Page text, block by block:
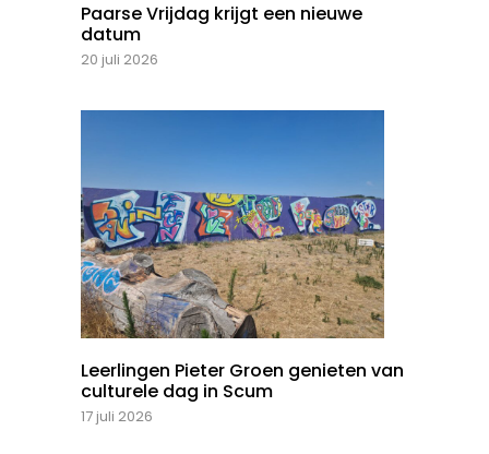
Paarse Vrijdag krijgt een nieuwe
datum
20 juli 2026
Leerlingen Pieter Groen genieten van
culturele dag in Scum
17 juli 2026